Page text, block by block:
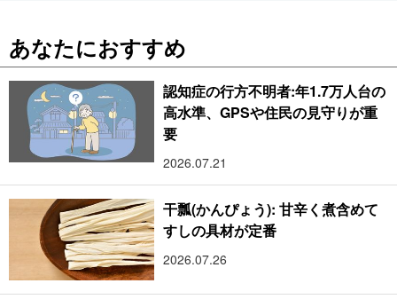
あなたにおすすめ
認知症の行方不明者:年1.7万人台の
高水準、GPSや住民の見守りが重
要
2026.07.21
干瓢(かんぴょう): 甘辛く煮含めて
すしの具材が定番
2026.07.26